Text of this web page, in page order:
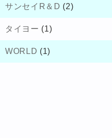
サンセイR＆D (2)
タイヨー (1)
WORLD (1)